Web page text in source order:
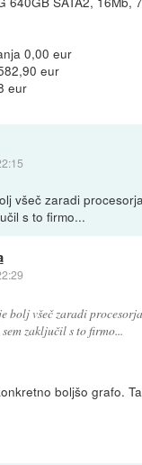
0,00 eur
eur
eur
všeč zaradi
s to firmo...
bolj všeč zaradi
zaključil s to firmo...
boljšo grafo.